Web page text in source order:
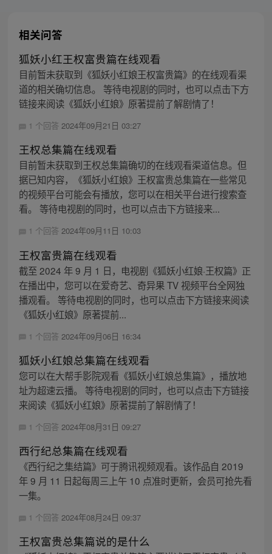
相关问答
狐妖小红王权富贵篇在线观看
目前暂未获取到《狐妖小红娘王权富贵篇》的在线观看渠
道的相关确切信息。 等待电视剧的同时，也可以点击下方
链接来阅读《狐妖小红娘》原著提前了解剧情了！
1 个回答 2024年09月21日 03:27
王权总集篇在线观看
目前暂未获取到王权总集篇确切的在线观看渠道信息。但
据已知内容，《狐妖小红娘》王权富贵总集篇在一些常见
的视频平台可能会有播放，您可以在相关平台进行搜索查
看。 等待电视剧的同时，也可以点击下方链接来...
1 个回答 2024年09月11日 10:03
王权富贵篇在线观看
截至 2024 年 9 月 1 日，电视剧《狐妖小红娘·王权篇》正
在播出中，您可以在爱奇艺、奇异果 TV 视频平台全网独
播观看。 等待电视剧的同时，也可以点击下方链接来阅读
《狐妖小红娘》原著提前...
1 个回答 2024年09月06日 16:34
狐妖小红娘总集篇在线观看
您可以在大帮手影院观看《狐妖小红娘总集篇》，播放地
址为超速云播。 等待电视剧的同时，也可以点击下方链接
来阅读《狐妖小红娘》原著提前了解剧情了！
1 个回答 2024年08月31日 09:27
西行纪总集篇在线观看
《西行纪之集结篇》可于腾讯视频观看。该作品自 2019
年 9 月 11 日起每周三上午 10 点准时更新，会员可抢先看
一集。
1 个回答 2024年08月24日 09:37
王权富贵总集篇说的是什么